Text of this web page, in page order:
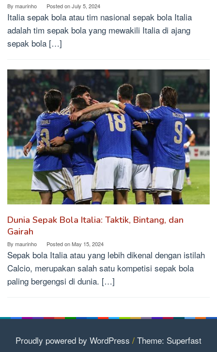
By maurinho Posted onJuly 5, 2024
Italia sepak bola atau tim nasional sepak bola Italia
adalah tim sepak bola yang mewakili Italia di ajang
sepak bola […]
Dunia Sepak Bola Italia: Taktik, Bintang, dan
Gairah
By maurinho Posted onMay 15, 2024
Sepak bola Italia atau yang lebih dikenal dengan istilah
Calcio, merupakan salah satu kompetisi sepak bola
paling bergengsi di dunia. […]
Proudly powered by WordPress / Theme: Superfast